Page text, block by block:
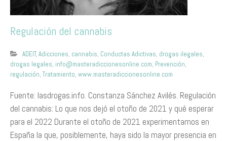
Regulación del cannabis
ADEIT, Adicciones, cannabis, Conductas Adictivas, drogas ilegales,
drogas legales, info@masteradiccionesonline.com, Prevención,
regulación, Tratamiento, www.masteradiccionesonline.com
Fuente: lasdrogas.info. Constanza Sánchez Avilés. Regulación
del cannabis: Lo que nos dejó el otoño de 2021 y qué esperar
para el 2022 Durante el otoño de 2021 experimentamos en
España la que, posiblemente, haya sido la mayor presencia en